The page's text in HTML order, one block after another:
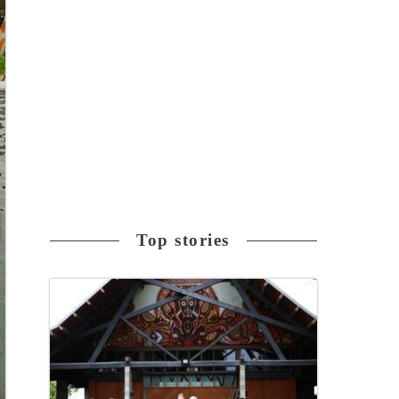
Top stories